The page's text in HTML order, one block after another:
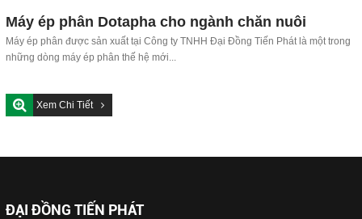
Máy ép phân Dotapha cho ngành chăn nuôi
Máy ép phân được sản xuất tại Công ty TNHH Đại Đồng Tiến Phát là một trong
những dòng máy ép phân thế hệ mới...
Xem Chi Tiết
ĐẠI ĐỒNG TIẾN PHÁT